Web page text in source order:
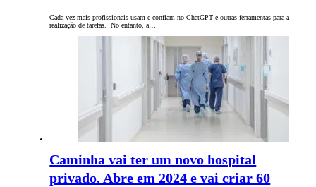
Cada vez mais profissionais usam e confiam no ChatGPT e outras ferramentas para a
realização de tarefas. No entanto, a…
Caminha vai ter um novo hospital
privado. Abre em 2024 e vai criar 60